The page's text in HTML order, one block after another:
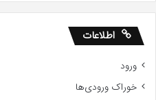
اطلاعات
ورود
خوراک ورودی‌ها